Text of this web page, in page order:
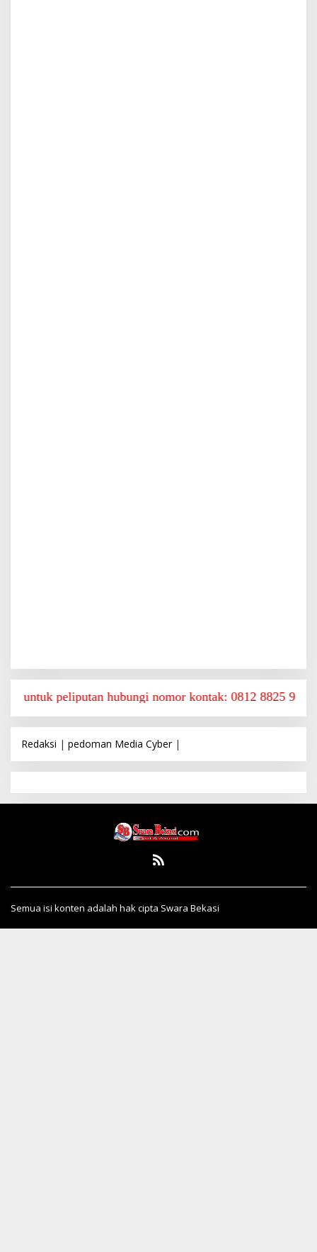
peliputan hubungi nomor kontak: 0812 8825 9590
Redaksi | pedoman Media Cyber|
Semua isi konten adalah hak cipta Swara Bekasi